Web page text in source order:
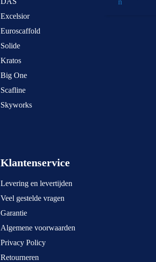
Excelsior
Euroscaffold
Solide
Kratos
Big One
Scafline
Skyworks
Klantenservice
Levering en levertijden
Veel gestelde vragen
Garantie
Algemene voorwaarden
Privacy Policy
Retourneren